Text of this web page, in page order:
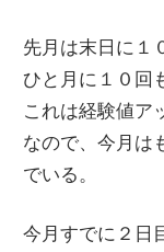
先月は末日に１
ひと月に１０回
これは経験値ア
なので、今月は
でいる。
今月すでに２日